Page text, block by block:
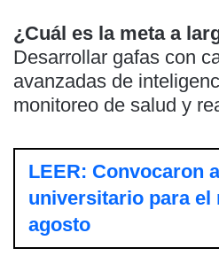
¿Cuál es la meta a
Desarrollar gafas con
avanzadas de
monitoreo de salud y
LEER: Convocaron
universitario para el
agosto